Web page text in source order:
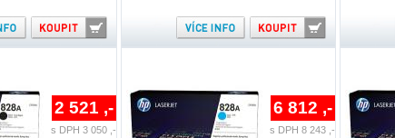
2 521 ,-
s DPH 3 050 ,-
6 812 ,-
s DPH 8 243 ,-